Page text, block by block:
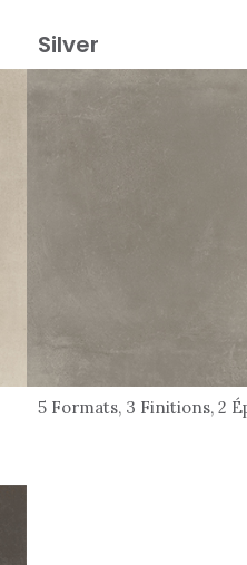
Silver
5 Formats, 3 Finitions, 2